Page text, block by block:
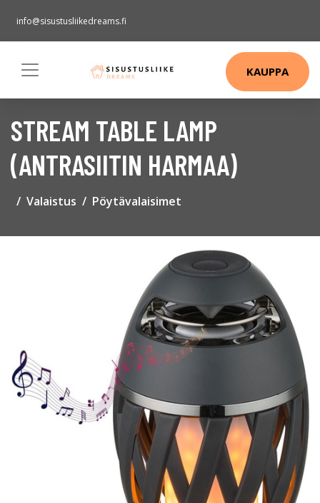
info@sisustusliikedreams.fi
KAUPPA
STREAM TABLE LAMP
(ANTRASIITIN HARMAA)
Valaistus Pöytävalaisimet